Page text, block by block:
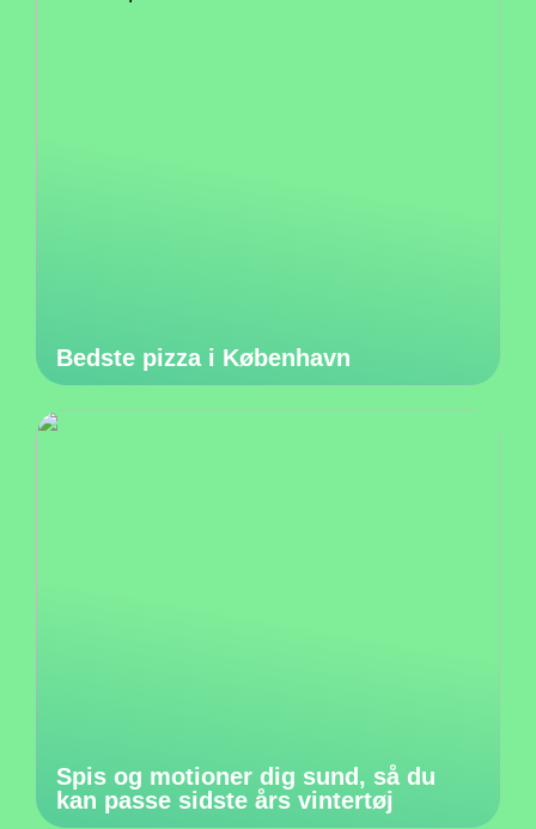
Bedste pizza i København
Spis og motioner dig sund, så du
kan passe sidste års vintertøj